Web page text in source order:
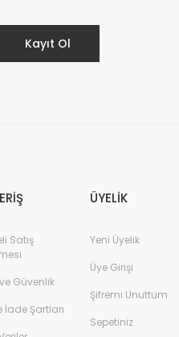
Kayıt Ol
Satış
Güvenlik
İade Şartları
ÜYELİK
Yeni Üyelik
Üye Girişi
Şifremi Unuttum
Sepetiniz